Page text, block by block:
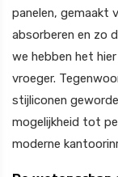
panelen, gemaakt
absorberen en zo
we hebben het
vroeger.
stijliconen
mogelijkheid tot
moderne